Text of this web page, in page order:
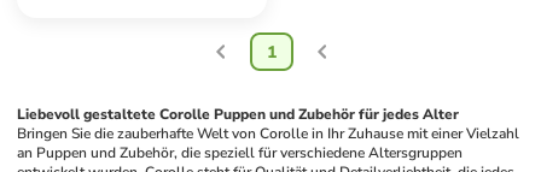
1
Liebevoll gestaltete Corolle Puppen und Zubehör für jedes Alter
Bringen Sie die zauberhafte Welt von Corolle in Ihr Zuhause mit einer Vielzahl
an Puppen und Zubehör, die speziell für verschiedene Altersgruppen